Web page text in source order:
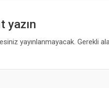
yazın
yayınlanmayacak. Gerekli